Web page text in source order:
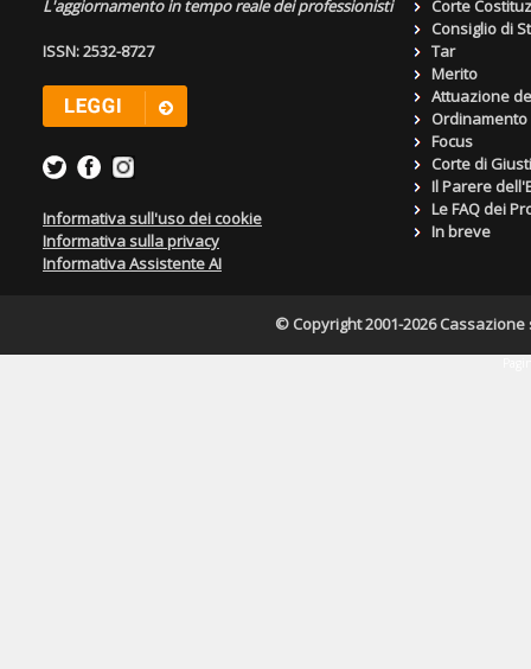
L'aggiornamento in tempo reale dei professionisti
ISSN: 2532-8727
Informativa sull'uso dei cookie
Informativa sulla privacy
Informativa Assistente AI
Corte
Consiglio di
Tar
Merito
Attuazione
Focus
Corte di
Il Parere
Le FAQ dei
In breve
© Copyright 2001-2026 Cassazione